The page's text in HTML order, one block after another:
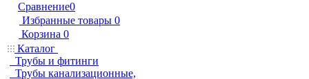
Сравнение0
Избранные товары 0
Корзина 0
Каталог
Трубы и фитинги
Трубы канализационные,